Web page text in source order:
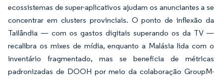
ecossistemas de super-aplicativos ajudam os anunciantes a se
concentrar em clusters provinciais. O ponto de inflexão da
Tailândia — com os gastos digitais superando os da TV —
recalibra os mixes de mídia, enquanto a Malásia lida com o
inventário fragmentado, mas se beneficia de métricas
padronizadas de DOOH por meio da colaboração GroupM-